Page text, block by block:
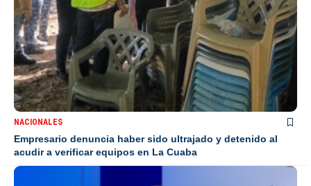
NACIONALES
Empresario denuncia haber sido ultrajado y detenido al
acudir a verificar equipos en La Cuaba